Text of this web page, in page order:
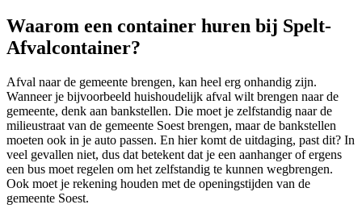
Waarom een container huren bij Spelt-
Afvalcontainer?
Afval naar de gemeente brengen, kan heel erg onhandig zijn.
Wanneer je bijvoorbeeld huishoudelijk afval wilt brengen naar de
gemeente, denk aan bankstellen. Die moet je zelfstandig naar de
milieustraat van de gemeente Soest brengen, maar de bankstellen
moeten ook in je auto passen. En hier komt de uitdaging, past dit? In
veel gevallen niet, dus dat betekent dat je een aanhanger of ergens
een bus moet regelen om het zelfstandig te kunnen wegbrengen.
Ook moet je rekening houden met de openingstijden van de
gemeente Soest.